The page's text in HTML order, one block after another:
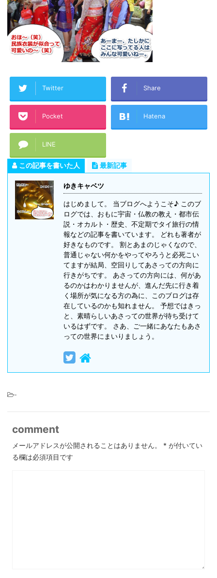
Twitter Share
Pocket Hatena
LINE
この記事を書いた人 最新記事
ゆきキャベツ
はじめまして。 当ブログへようこそ♪ このブ
ログでは、おもに宇宙・仏教の教え・都市伝
説・オカルト・歴史、不定期でタイ旅行の情
報などの記事を書いています。 どれも著者が
好きなものです。 割とあまのじゃくなので、
普通じゃない何かをやってやろうと必死こい
てますが結局、空回りしてあさっての方向に
行きがちです。 あさっての方向には、何があ
るのかはわかりませんが、進んだ先に行き着
く場所が気になる方の為に、このブログは存
在しているのかも知れません。 予想ではきっ
と、素晴らしいあさっての世界が待ち受けて
いるはずです。 さあ、ご一緒にあなたもあさ
っての世界にまいりましょう。
-
comment
メールアドレスが公開されることはありません。 * が付いてい
る欄は必須項目です